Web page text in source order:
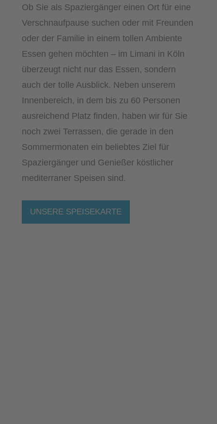
Ob Sie als Spaziergänger einen Ort für eine
Verschnaufpause suchen oder mit Freunden
oder der Familie in einem tollen Ambiente
Essen gehen möchten – im Limani in Köln
überzeugt nicht nur das Essen, sondern
auch der tolle Ausblick. Neben unserem
Innenbereich, in dem bis zu 60 Personen
ausreichend Platz finden, haben wir für Sie
noch zwei Terrassen, die gerade in den
Sommermonaten ein beliebtes Ziel für
Spaziergänger und Genießer köstlicher
mediterraner Speisen sind.
UNSERE SPEISEKARTE